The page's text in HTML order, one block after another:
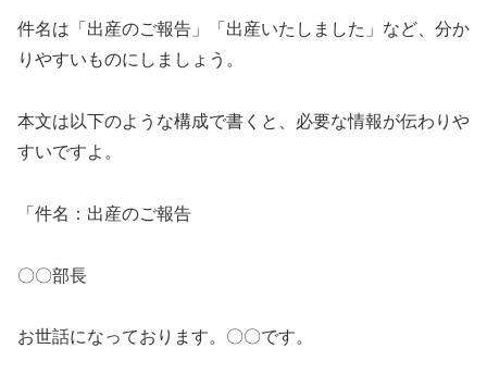
件名は「出産のご報告」「出産いたしました」など、分か
りやすいものにしましょう。
本文は以下のような構成で書くと、必要な情報が伝わりや
すいですよ。
「件名：出産のご報告
〇〇部長
お世話になっております。〇〇です。